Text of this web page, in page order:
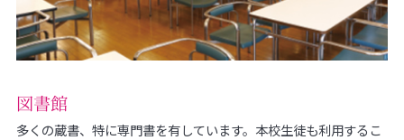
図書館
多くの蔵書、特に専門書を有しています。本校生徒も利用するこ